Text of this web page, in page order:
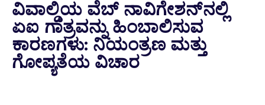
ವಿವಾಲ್ಡಿಯ ವೆಬ್ ನಾವಿಗೇಶನ್‌ನಲ್ಲಿ
ಏಐ ಗಾತ್ರವನ್ನು ಹಿಂಬಾಲಿಸುವ
ಕಾರಣಗಳು: ನಿಯಂತ್ರಣ ಮತ್ತು
ಗೋಪ್ಯತೆಯ ವಿಚಾರ